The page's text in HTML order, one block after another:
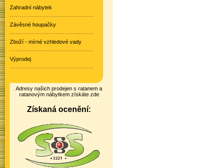
Zahradní nábytek
Závěsné houpačky
Zboží - mírné vzhledové vady
Výprodej
Adresy našich prodejen s ratanem a
ratanovým nábytkem získáte zde
Získaná ocenění: